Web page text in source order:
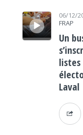
Lecteur audio 06/12/
FRAP
Un
listes
Laval